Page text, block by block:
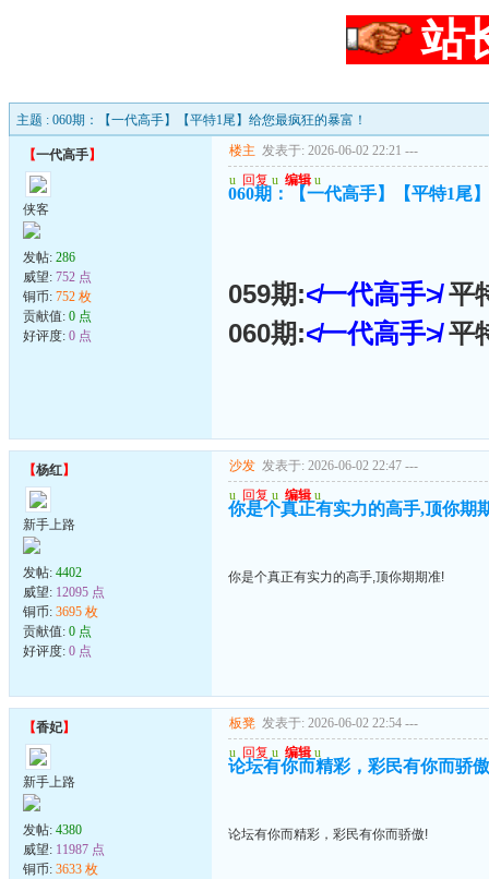
站
主题 : 060期：【一代高手】【平特1尾】给您最疯狂的暴富！
【一代高手】
侠客
发帖: 286
威望: 752 点
铜币: 752 枚
贡献值: 0 点
好评度: 0 点
楼主 发表于: 2026-06-02 22:21 ---
u 回复 u 编辑 u
060期：【一代高手】【平特1尾
059期:≮一代高手≯平
060期:≮一代高手≯平
【杨红】
新手上路
发帖: 4402
威望: 12095 点
铜币: 3695 枚
贡献值: 0 点
好评度: 0 点
沙发 发表于: 2026-06-02 22:47 ---
u 回复 u 编辑 u
你是个真正有实力的高手,顶你期
你是个真正有实力的高手,顶你期期准!
【香妃】
新手上路
发帖: 4380
威望: 11987 点
铜币: 3633 枚
板凳 发表于: 2026-06-02 22:54 ---
u 回复 u 编辑 u
论坛有你而精彩，彩民有你而骄
论坛有你而精彩，彩民有你而骄傲!